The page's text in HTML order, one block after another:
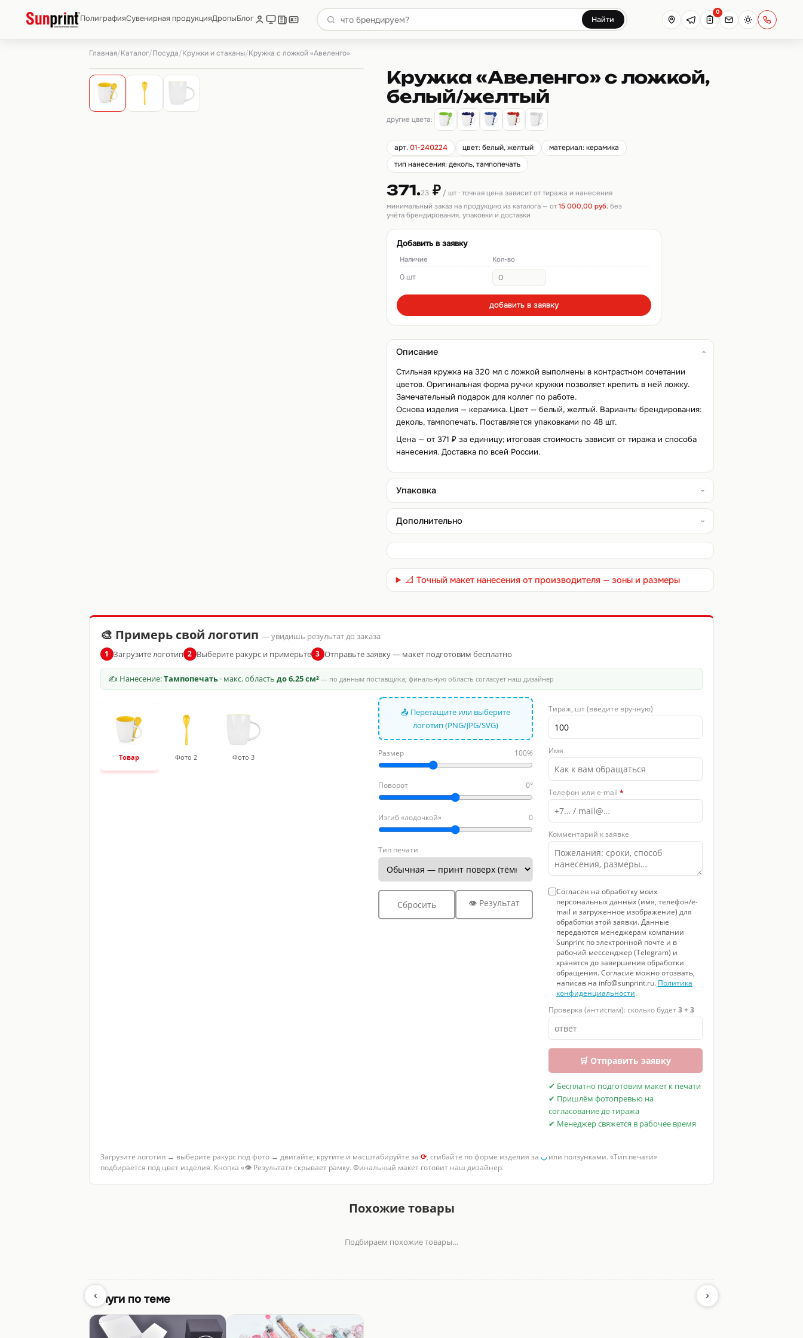
ПолиграфияСувенирная продукцияДропыБлог Найти
0
Главная/Каталог/Посуда/Кружки и стаканы/Кружка с ложкой «Авеленго»
Кружка «Авеленго» с ложкой,
белый/желтый
другие цвета:
арт.01-240224 цвет: белый, желтый
материал: керамика
тип нанесения: деколь, тампопечать
371.23 ₽ / шт · точная цена зависит от тиража и нанесения
минимальный заказ на продукцию из каталога — от15 000,00 руб. без
учёта брендирования, упаковки и доставки
Добавить в заявку
Наличие Кол-во
0 шт
добавить в заявку
Описание
Стильная кружка на 320 мл с ложкой выполнены в контрастном сочетании
цветов. Оригинальная форма ручки кружки позволяет крепить в ней ложку.
Замечательный подарок для коллег по работе.
Основа изделия — керамика. Цвет — белый, желтый. Варианты брендирования:
деколь, тампопечать. Поставляется упаковками по 48 шт.
Цена — от 371 ₽ за единицу; итоговая стоимость зависит от тиража и способа
нанесения. Доставка по всей России.
Упаковка
Дополнительно
📐 Точный макет нанесения от производителя — зоны и размеры
🎨 Примерь свой логотип — увидишь результат до заказа
1 Загрузите логотип 2 Выберите ракурс и примерьте 3 Отправьте заявку — макет подготовим бесплатно
✍ Нанесение:Тампопечать· макс. область до 6.25 см²— по данным поставщика; финальную область согласует наш дизайнер
Товар Фото 2 Фото 3
📤 Перетащите или выберите
логотип (PNG/JPG/SVG)
Размер 100%
Поворот 0°
Изгиб «лодочкой» 0
Тип печати
Сбросить 👁 Результат
Тираж, шт (введите вручную)
Имя
Телефон или e-mail *
Комментарий к заявке
Согласен на обработку моих
персональных данных (имя, телефон/e-
mail и загруженное изображение) для
обработки этой заявки. Данные
передаются менеджерам компании
Sunprint по электронной почте и в
рабочий мессенджер (Telegram) и
хранятся до завершения обработки
обращения. Согласие можно отозвать,
написав на info@sunprint.ru. Политика
конфиденциальности.
Проверка (антиспам): сколько будет3 + 3
🛒 Отправить заявку
✔ Бесплатно подготовим макет к печати
✔ Пришлём фотопревью на
согласование до тиража
✔ Менеджер свяжется в рабочее время
Загрузите логотип → выберите ракурс под фото → двигайте, крутите и масштабируйте за ⟳, сгибайте по форме изделия за ◡или ползунками. «Тип печати»
подбирается под цвет изделия. Кнопка «👁 Результат» скрывает рамку. Финальный макет готовит наш дизайнер.
Похожие товары
‹
Подбираем похожие товары…
›
Услуги по теме